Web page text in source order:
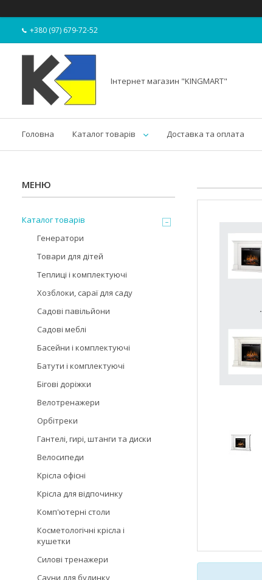
+380 (97) 679-72-52
Інтернет магазин "KINGMART"
Головна Каталог товарів Доставка та оплата
Каталог товарів
Генератори
Товари для дітей
Теплиці і комплектуючі
Хозблоки, сараї для саду
Садові павільйони
Садові меблі
Басейни і комплектуючі
Батути і комплектуючі
Бігові доріжки
Велотренажери
Орбітреки
Гантелі, гирі, штанги та диски
Велосипеди
Kрісла oфісні
Крісла для відпочинку
Комп'ютерні столи
Косметологічні крісла і
кушетки
Силові тренажери
Сауни для будинку